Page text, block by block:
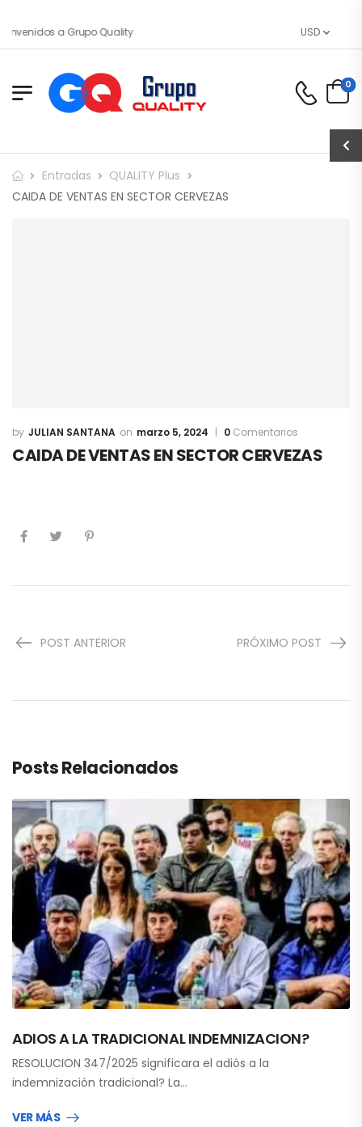
a Grupo Quality USD
0
Entradas
QUALITY Plus
CAIDA DE VENTAS EN SECTOR CERVEZAS
JULIAN SANTANA marzo 5, 2024 0 Comentarios
CAIDA DE VENTAS EN SECTOR CERVEZAS
POST ANTERIOR PRÓXIMO POST
Posts Relacionados
ADIOS A LA TRADICIONAL INDEMNIZACION?
RESOLUCION 347/2025 significara el adiós a la
indemnización tradicional? La…
VER MÁS